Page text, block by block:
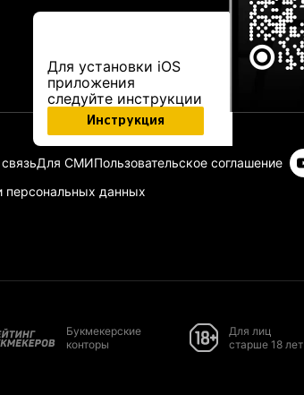
Для установки iOS
приложения
следуйте инструкции
Инструкция
Для СМИПользовательское соглашение
персональных данных
Букмекерские
конторы
Для лиц
старше 18 лет